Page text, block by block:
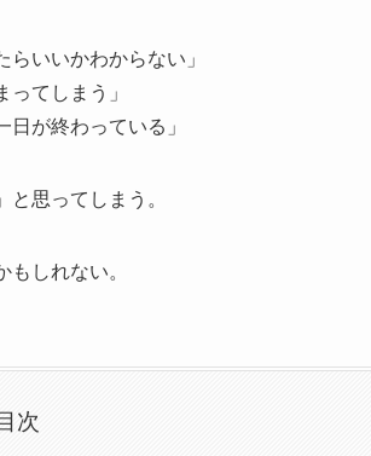
いいかわからない」
てしまう」
が終わっている」
思ってしまう。
しれない。
次